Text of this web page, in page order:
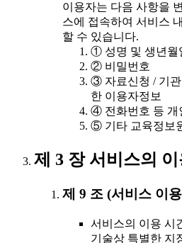
이용자는 다음 사항을
스에 접속하여 서비스
할 수 있습니다.
① 성명 및 생년월
② 비밀번호
③ 자료신청 / 기관
한 이용자정보
④ 전화번호 등 개
⑤ 기타 교육정보
제 3 장 서비스의
제 9 조 (서비스 이
서비스의 이용 시
기술상 특별한 지